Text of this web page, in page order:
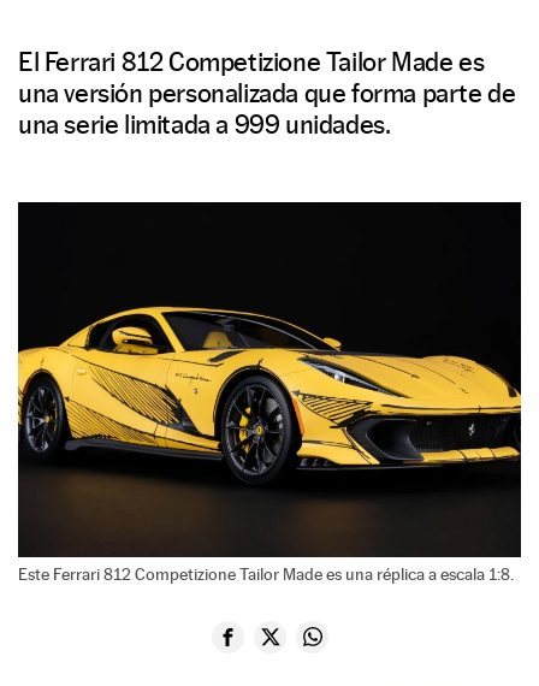
El Ferrari 812 Competizione Tailor Made es
una versión personalizada que forma parte de
una serie limitada a 999 unidades.
Este Ferrari 812 Competizione Tailor Made es una réplica a escala 1:8.